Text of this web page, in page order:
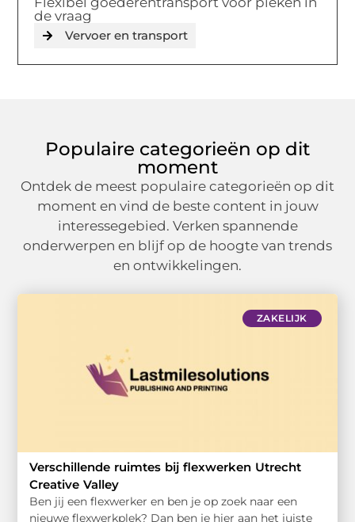
de vraag
Vervoer en transport
Populaire categorieën op dit
moment
Ontdek de meest populaire categorieën op dit
moment en vind de beste content in jouw
interessegebied. Verken spannende
onderwerpen en blijf op de hoogte van trends
en ontwikkelingen.
ZAKELIJK
Verschillende ruimtes bij flexwerken Utrecht
Creative Valley
Ben jij een flexwerker en ben je op zoek naar een
nieuwe flexwerkplek? Dan ben je hier aan het juiste